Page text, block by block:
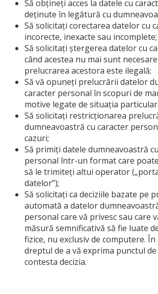
Să obțineți acces la datele cu
deținute în legătură cu d
Să solicitați corectarea datelor cu
incorecte, inexacte sau incomplete;
Să solicitați ștergerea datelor cu
când acestea nu mai sunt
prelucrarea acestora este ilegală;
Să vă opuneți prelucrării datelor d
caracter personal în scopuri de
motive legate de situația
Să solicitați restricționarea
dumneavoastră cu caracter
cazuri;
Să primiți datele dumneavoastră
personal într-un format care
să le trimiteți altui operator
datelor”);
Să solicitați ca deciziile bazate pe
automată a datelor d
personal care vă privesc sau care
măsură semnificativă să fie luate
fizice, nu exclusiv de computere. În
dreptul de a vă exprima punctul de
contesta decizia.